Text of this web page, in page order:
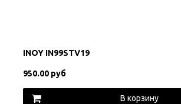
INOY IN99STV19
950.00 руб
В корзину